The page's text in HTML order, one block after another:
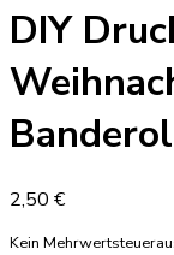
DIY
2,50 €
Kein